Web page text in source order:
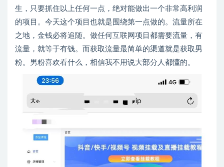
生，只要抓住以上任何一点，绝对能做出一个非常高利润
的项目。今天这个项目也就是围绕第一点做的。流量所在
之地，金钱必将追随。做任何互联网项目都需要流量，有
流量，就等于有钱。而获取流量最简单的渠道就是获取男
粉。男粉喜欢看什么，相信我不用说大部分人都懂的。